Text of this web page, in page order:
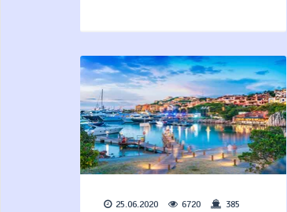
25.06.2020 6720 385